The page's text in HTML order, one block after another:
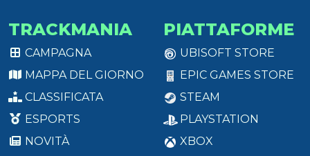
TRACKMANIA
CAMPAGNA
MAPPA DEL GIORNO
CLASSIFICATA
ESPORTS
NOVITÀ
PIATTAFORME
UBISOFT STORE
EPIC GAMES STORE
STEAM
PLAYSTATION
XBOX